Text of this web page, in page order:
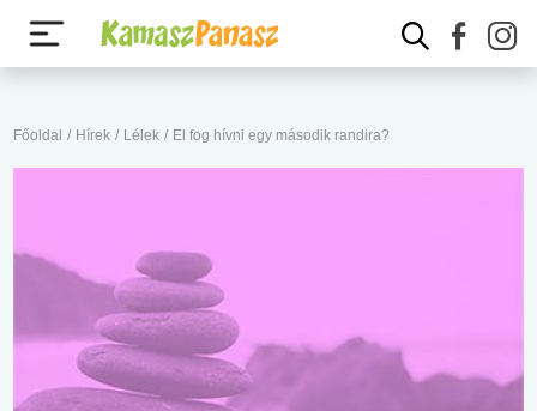
Főoldal / Hírek / Lélek / El fog hívni egy második randira?